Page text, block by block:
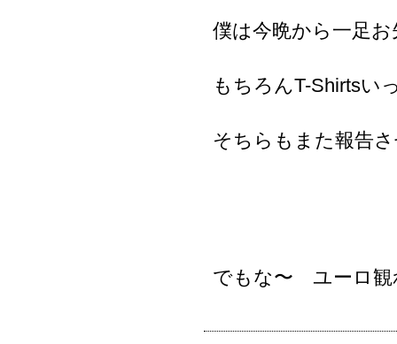
僕は今晩から一足
もちろんT-Shirtsい
そちらもまた報告
でもな〜 ユーロ観